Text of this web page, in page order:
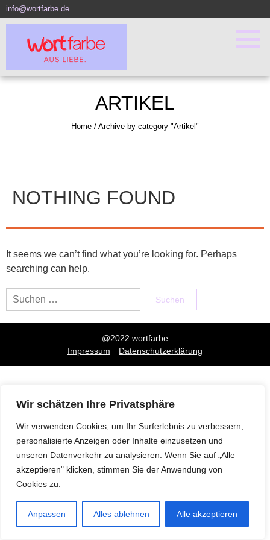
Wir schätzen Ihre Privatsphäre
Wir verwenden Cookies, um Ihr Surferlebnis zu verbessern,
personalisierte Anzeigen oder Inhalte einzusetzen und
unseren Datenverkehr zu analysieren. Wenn Sie auf „Alle
akzeptieren" klicken, stimmen Sie der Anwendung von
Cookies zu.
Anpassen Alles ablehnen Alle akzeptieren
info@wortfarbe.de
ARTIKEL
Home / Archive by category "Artikel"
NOTHING FOUND
It seems we can’t find what you’re looking for. Perhaps
searching can help.
Suchen
nach:
@2022 wortfarbe
Impressum
Datenschutzerklärung